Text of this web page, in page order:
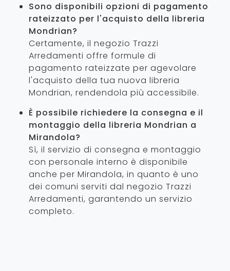
Sono disponibili opzioni di pagamento
rateizzato per l'acquisto della libreria
Mondrian?
Certamente, il negozio Trazzi
Arredamenti offre formule di
pagamento rateizzate per agevolare
l'acquisto della tua nuova libreria
Mondrian, rendendola più accessibile.
È possibile richiedere la consegna e il
montaggio della libreria Mondrian a
Mirandola?
Sì, il servizio di consegna e montaggio
con personale interno è disponibile
anche per Mirandola, in quanto è uno
dei comuni serviti dal negozio Trazzi
Arredamenti, garantendo un servizio
completo.